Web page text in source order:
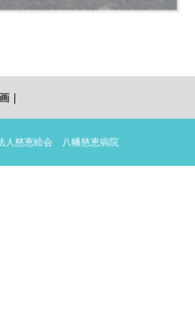
｜
人慈恵睦会 八幡慈恵病院